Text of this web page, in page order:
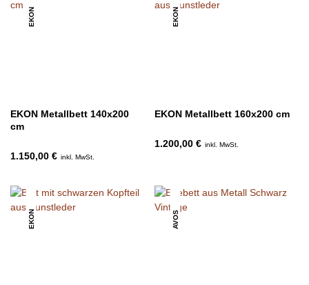
EKON
EKON Metallbett 140x200
cm
1.150,00 € inkl. MwSt.
EKON
EKON Metallbett 160x200 cm
1.200,00 € inkl. MwSt.
EKON AVOS